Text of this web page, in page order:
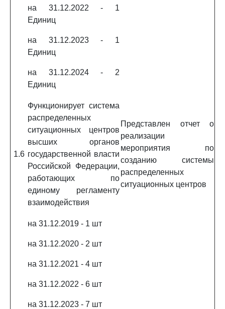
на 31.12.2022 - 1
Единиц
на 31.12.2023 - 1
Единиц
на 31.12.2024 - 2
Единиц
1.6
Функционирует система
распределенных
ситуационных центров
высших органов
государственной власти
Российской Федерации,
работающих по
единому регламенту
взаимодействия
Представлен отчет о
реализации
мероприятия по
созданию системы
распределенных
ситуационных центров
на 31.12.2019 - 1 шт
на 31.12.2020 - 2 шт
на 31.12.2021 - 4 шт
на 31.12.2022 - 6 шт
на 31.12.2023 - 7 шт